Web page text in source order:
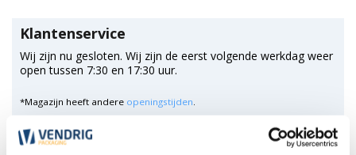
Klantenservice
Wij zijn nu gesloten. Wij zijn de eerst volgende werkdag weer
open tussen 7:30 en 17:30 uur.
*Magazijn heeft andere openingstijden.